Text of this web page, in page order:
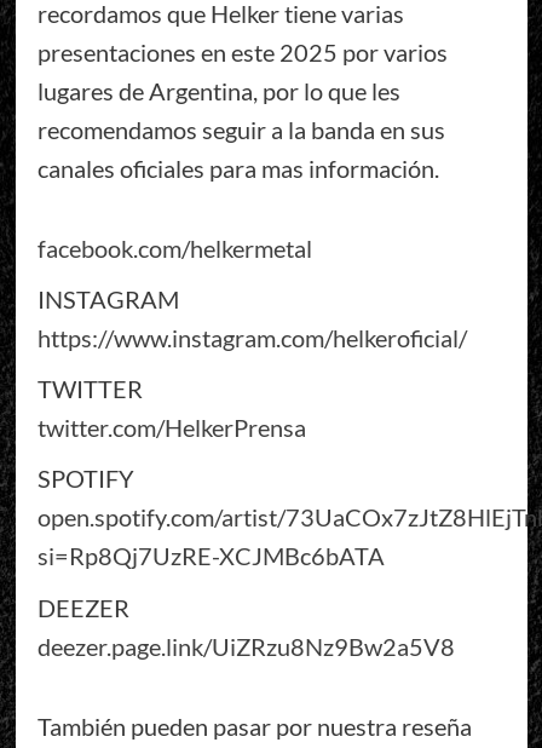
recordamos que Helker tiene varias
presentaciones en este 2025 por varios
lugares de Argentina, por lo que les
recomendamos seguir a la banda en sus
canales oficiales para mas información.
facebook.com/helkermetal
INSTAGRAM
https://www.instagram.com/helkeroficial/
TWITTER
twitter.com/HelkerPrensa
SPOTIFY
open.spotify.com/artist/
si=Rp8Qj7UzRE-XCJMBc6bATA
DEEZER
deezer.page.link/UiZRzu8Nz9Bw2a5V8
También pueden pasar por nuestra reseña